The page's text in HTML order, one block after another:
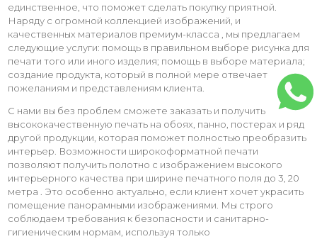
единственное, что поможет сделать покупку приятной.
Наряду с огромной коллекцией изображений, и
качественных материалов премиум-класса , мы предлагаем
следующие услуги: помощь в правильном выборе рисунка для
печати того или иного изделия; помощь в выборе материала;
создание продукта, который в полной мере отвечает
пожеланиям и представлениям клиента.
С нами вы без проблем сможете заказать и получить
высококачественную печать на обоях, панно, постерах и ряд
другой продукции, которая поможет полностью преобразить
интерьер. Возможности широкоформатной печати
позволяют получить полотно с изображением высокого
интерьерного качества при ширине печатного поля до 3, 20
метра . Это особенно актуально, если клиент хочет украсить
помещение панорамными изображениями. Мы строго
соблюдаем требования к безопасности и санитарно-
гигиеническим нормам, используя только